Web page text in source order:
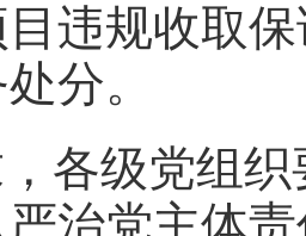
违规收取
分。
各级党组织
治党主体